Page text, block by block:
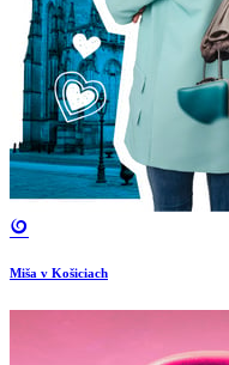
Miša v Košiciach